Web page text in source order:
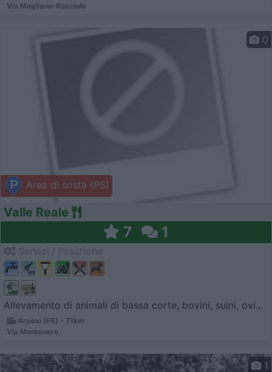
Via Magliano-Rosciolo
Area di sosta (PS)
0
Valle Reale
7 1
Allevamento di animali di bassa corte, bovini, suini, ovi...
Arpino (FR) - 71km
Via Montenero
1